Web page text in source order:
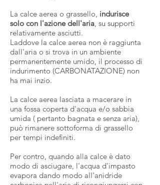
La calce aerea o grassello, indurisce
solo con l'azione dell'aria, su supporti
relativamente asciutti.
Laddove la calce aerea non è raggiunta
dall'aria o si trova in un ambiente
permanentemente umido, il processo di
indurimento (CARBONATAZIONE) non
ha mai inzio.
La calce aerea lasciata a macerare in
una fossa coperta d'acqua e/o sabbia
umida ( pertanto bagnata e senza aria),
può rimanere sottoforma di grassello
per tempi indefiniti.
Per contro, quando alla calce è dato
modo di asciugare, l'acqua d'impasto
evapora dando modo all'anidride